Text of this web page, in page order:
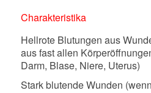
Charakteristika
Hellrote Blutungen aus
aus fast allen
Darm, Blase, Niere, Uterus)
Stark blutende Wunden